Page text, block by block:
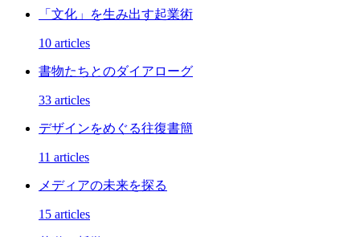
「文化」を生み出す起業術
10 articles
書物たちとのダイアローグ
33 articles
デザインをめぐる往復書簡
11 articles
メディアの未来を探る
15 articles